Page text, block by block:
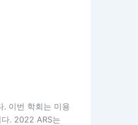
이번 학회는 미용
. 2022 ARS는